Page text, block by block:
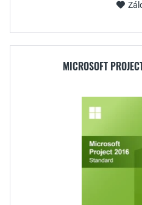
MICROSOFT